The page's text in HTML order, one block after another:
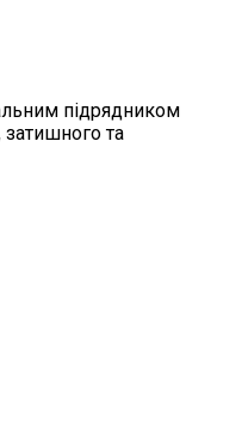
підрядником
затишного та